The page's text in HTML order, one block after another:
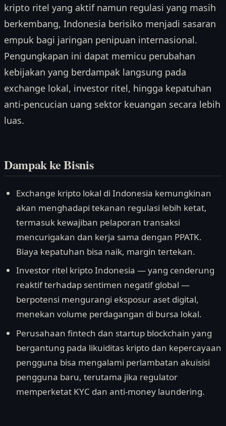
kripto ritel yang aktif namun regulasi yang masih
berkembang, Indonesia berisiko menjadi sasaran
empuk bagi jaringan penipuan internasional.
Pengungkapan ini dapat memicu perubahan
kebijakan yang berdampak langsung pada
exchange lokal, investor ritel, hingga kepatuhan
anti-pencucian uang sektor keuangan secara lebih
luas.
Dampak ke Bisnis
Exchange kripto lokal di Indonesia kemungkinan
akan menghadapi tekanan regulasi lebih ketat,
termasuk kewajiban pelaporan transaksi
mencurigakan dan kerja sama dengan PPATK.
Biaya kepatuhan bisa naik, margin tertekan.
Investor ritel kripto Indonesia — yang cenderung
reaktif terhadap sentimen negatif global —
berpotensi mengurangi eksposur aset digital,
menekan volume perdagangan di bursa lokal.
Perusahaan fintech dan startup blockchain yang
bergantung pada likuiditas kripto dan kepercayaan
pengguna bisa mengalami perlambatan akuisisi
pengguna baru, terutama jika regulator
memperketat KYC dan anti-money laundering.